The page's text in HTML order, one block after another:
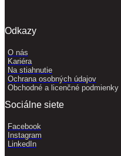
Odkazy
O nás
Kariéra
Na stiahnutie
Ochrana osobných údajov
Obchodné a licenčné podmienky
Sociálne siete
Facebook
Instagram
LinkedIn